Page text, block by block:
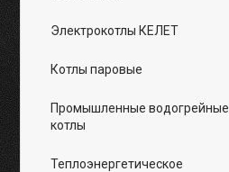
Электрокотлы КЕЛЕТ
Котлы паровые
Промышленные водогрейные
котлы
Теплоэнергетическое